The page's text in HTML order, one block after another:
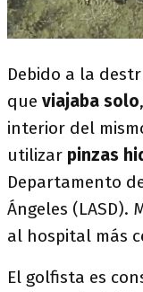
Debido a la
que viajaba solo
interior del
utilizar pinzas
Departamento
Ángeles
al hospital más
El golfista es